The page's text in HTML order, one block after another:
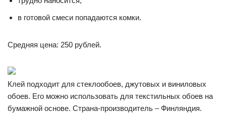
в готовой смеси попадаются комки.
Средняя цена: 250 рублей.
Клей подходит для стеклообоев, джутовых и виниловых
обоев. Его можно использовать для текстильных обоев на
бумажной основе. Страна-производитель – Финляндия.